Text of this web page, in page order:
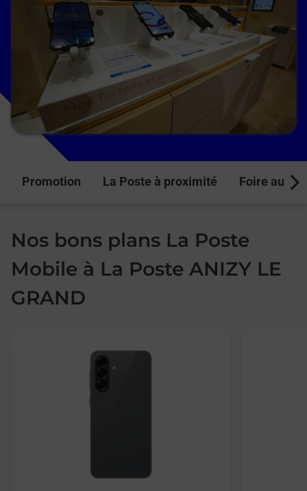
Promotion La Poste à proximité Foire aux
Nos bons plans La Poste
Mobile à La Poste ANIZY LE
GRAND